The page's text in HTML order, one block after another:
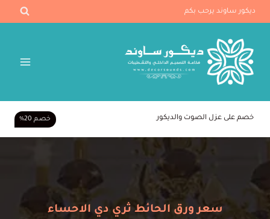
التجاوز
إلى
المحتوى
ديكور ساوند يرحب بكم
خصم على عزل الصوت والديكور خصـم 20%
سعر ورق الحائط ثري دي الاحساء